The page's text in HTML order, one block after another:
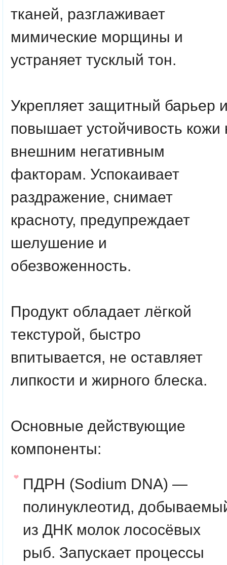
тканей, разглаживает
мимические морщины и
устраняет тусклый тон.
Укрепляет защитный барьер
повышает устойчивость кожи
внешним негативным
факторам. Успокаивает
раздражение, снимает
красноту, предупреждает
шелушение и
обезвоженность.
Продукт обладает лёгкой
текстурой, быстро
впитывается, не оставляет
липкости и жирного блеска.
Основные действующие
компоненты:
ПДРН (Sodium DNA) —
полинуклеотид,
из ДНК молок лососёвых
рыб. Запускает процессы